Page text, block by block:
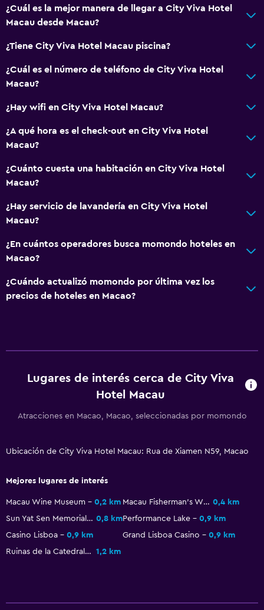
Lavandería
Lavandería
Servicios de lavandería/tintorería
Estacionamiento y transporte
Servicio de traslado
¿Cuál es la mejor manera de llegar a City Viva Hotel
Macau desde Macau?
¿Tiene City Viva Hotel Macau piscina?
¿Cuál es el número de teléfono de City Viva Hotel
Macau?
¿Hay wifi en City Viva Hotel Macau?
¿A qué hora es el check-out en City Viva Hotel
Macau?
¿Cuánto cuesta una habitación en City Viva Hotel
Macau?
¿Hay servicio de lavandería en City Viva Hotel
Macau?
¿En cuántos operadores busca momondo hoteles en
Macao?
¿Cuándo actualizó momondo por última vez los
precios de hoteles en Macao?
Lugares de interés cerca de City Viva
Hotel Macau
Atracciones en Macao, Macao, seleccionadas por momondo
Ubicación de City Viva Hotel Macau: Rua de Xiamen N59, Macao
Mejores lugares de interés
Macau Wine Museum 0,2 km Macau Fisherman's Wharf 0,4 km
Sun Yat Sen Memorial House 0,8 kmPerformance Lake
0,9 km
Casino Lisboa
0,9 km Grand Lisboa Casino
0,9 km
Ruinas de la Catedral de San Pablo
1,2 km